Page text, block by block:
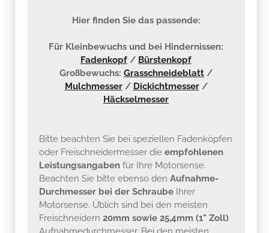
Hier finden Sie das passende:
Für Kleinbewuchs und bei Hindernissen:
Fadenkopf / Bürstenkopf
Großbewuchs: Grasschneideblatt /
Mulchmesser/ Dickichtmesser/
Häckselmesser
Bitte beachten Sie bei speziellen Fadenköpfen
oder Freischneidermesser die empfohlenen
Leistungsangaben für Ihre Motorsense.
Beachten Sie bitte ebenso den Aufnahme-
Durchmesser bei der Schraube Ihrer
Motorsense. Üblich sind bei den meisten
Freischneidern 20mm sowie 25,4mm (1" Zoll)